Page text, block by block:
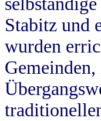
Stabitz und
wurden